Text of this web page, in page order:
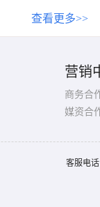
查看更多>>
营销
商务合
媒资合
客服电